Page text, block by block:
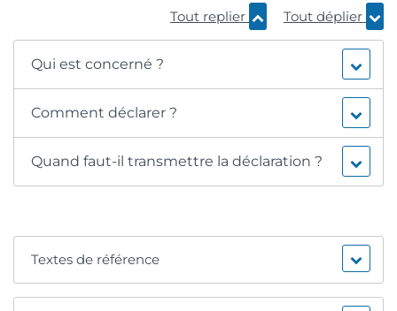
Tout replier Tout déplier
Qui est concerné ?
Comment déclarer ?
Quand faut-il transmettre la déclaration ?
Textes de référence